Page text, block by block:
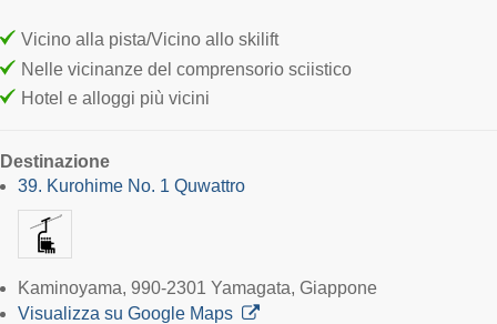
Vicino alla pista/Vicino allo skilift
Nelle vicinanze del comprensorio sciistico
Hotel e alloggi più vicini
Destinazione
39. Kurohime No. 1 Quwattro
Kaminoyama, 990-2301 Yamagata, Giappone
Visualizza su Google Maps